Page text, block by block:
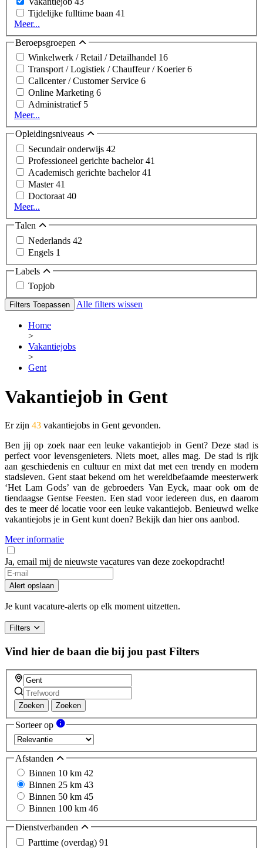
Tijdelijke fulltime baan 41
Meer...
Beroepsgroepen
Winkelwerk / Retail / Detailhandel 16
Transport / Logistiek / Chauffeur / Koerier6
Callcenter / Customer Service 6
Online Marketing 6
Administratief 5
Meer...
Opleidingsniveaus
Secundair onderwijs 42
Professioneel gerichte bachelor41
Academisch gerichte bachelor41
Master41
Doctoraat 40
Meer...
Talen
Nederlands 42
Engels 1
Labels
Topjob
Filters Toepassen Alle filters wissen
Home
>
Vakantiejobs
>
Gent
Vakantiejob in Gent
Er zijn 43 vakantiejobs in Gent gevonden.
Ben jij op zoek naar een leuke vakantiejob in Gent? Deze stad is
perfect voor levensgenieters. Niets moet, alles mag. De stad is rijk
aan geschiedenis en cultuur en mixt dat met een trendy en modern
stadsleven. Gent staat bekend om het wereldbefaamde meesterwerk
‘Het Lam Gods’ van de gebroeders Van Eyck, maar ook om de
tiendaagse Gentse Feesten. Een stad voor iedereen dus, en daarom
des te meer dé locatie voor een leuke vakantiejob. Benieuwd welke
vakantiejobs je in Gent kunt doen? Bekijk dan hier ons aanbod.
Meer informatie
Ja, email mij de nieuwste vacatures van deze zoekopdracht!
Alert opslaan
Je kunt vacature-alerts op elk moment uitzetten.
Filters
Vind hier de baan die bij jou past Filters
Zoeken Zoeken
Sorteer op
Afstanden
Binnen 10 km 42
Binnen 25 km 43
Binnen 50 km 45
Binnen 100 km 46
Dienstverbanden
Parttime (overdag) 91